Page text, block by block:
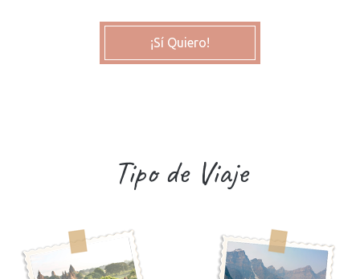
¡Sí Quiero!
Tipo de Viaje